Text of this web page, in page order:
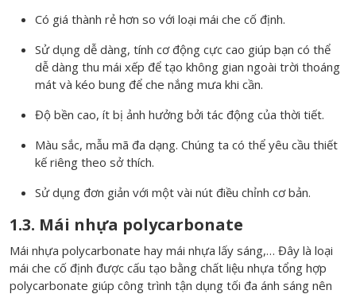
Có giá thành rẻ hơn so với loại mái che cố định.
Sử dụng dễ dàng, tính cơ động cực cao giúp bạn có thể
dễ dàng thu mái xếp để tạo không gian ngoài trời thoáng
mát và kéo bung để che nắng mưa khi cần.
Độ bền cao, ít bị ảnh hưởng bởi tác động của thời tiết.
Màu sắc, mẫu mã đa dạng. Chúng ta có thể yêu cầu thiết
kế riêng theo sở thích.
Sử dụng đơn giản với một vài nút điều chỉnh cơ bản.
1.3. Mái nhựa polycarbonate
Mái nhựa polycarbonate hay mái nhựa lấy sáng,… Đây là loại
mái che cố định được cấu tạo bằng chất liệu nhựa tổng hợp
polycarbonate giúp công trình tận dụng tối đa ánh sáng nên